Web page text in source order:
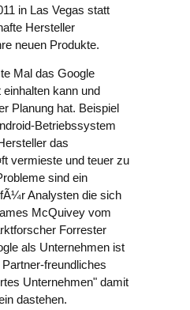
in Las Vegas statt
Hersteller
neuen Produkte.
Mal das Google
kann und
Planung hat. Beispiel
Betriebssystem
das
vermieste und teuer zu
sind ein
Analysten die sich
McQuivey vom
Forrester
als Unternehmen ist
freundliches
Unternehmen" damit
dastehen.